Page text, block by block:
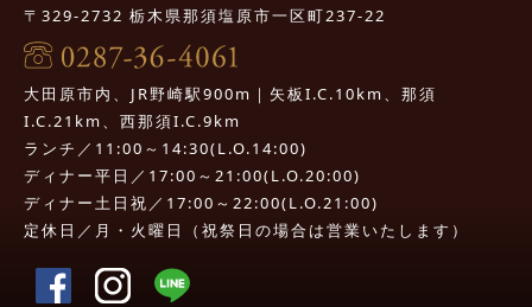
〒329-2732 栃木県那須塩原市一区町237-22
大田原市内、JR野崎駅900m｜矢板I.C.10km、那須
I.C.21km、西那須I.C.9km
ランチ／11:00～14:30(L.O.14:00)
ディナー平日／17:00～21:00(L.O.20:00)
ディナー土日祝／17:00～22:00(L.O.21:00)
定休日／月・火曜日（祝祭日の場合は営業いたします）